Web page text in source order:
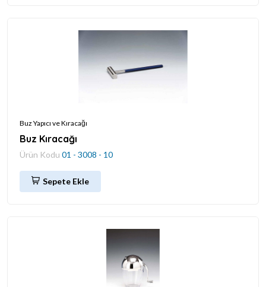
Buz Yapıcı ve Kıracağı
Buz Kıracağı
Ürün Kodu 01 - 3008 - 10
Sepete Ekle